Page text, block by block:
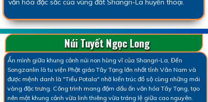
văn hóa đặc sắc của vùng đất Shangri-La huyền thoại.
Núi Tuyết Ngọc Long
Ẩn mình giữa khung cảnh núi non hùng vĩ của Shangri-La, Đền
Songzanlin là tu viện Phật giáo Tây Tạng lớn nhất tỉnh Vân Nam và
được mệnh danh là "Tiểu Potala" nhờ kiến trúc đồ sộ cùng những mái
vàng đặc trưng. Công trình mang đậm dấu ấn văn hóa Tây Tạng, tạo
nên một khung cảnh vừa linh thiêng vừa tráng lệ giữa cao nguyên.